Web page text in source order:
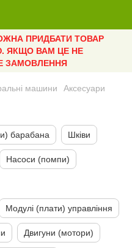
ПРИДБАТИ ТОВАР
ЯКЩО ВАМ ЦЕ НЕ
ЗАМОВЛЕННЯ
машини Аксесуари
барабана Шківи
Насоси (помпи)
Модулі (плати) управління
Двигуни (мотори)